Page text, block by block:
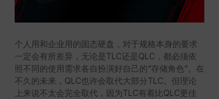
个人用和企业用的固态硬盘，对于规格本身的要求
一定会有所差异，无论是TLC还是QLC，都必须依
照不同的使用需求各自扮演好自己的“存储角色”。在
不久的未来，QLC也许会取代大部分TLC。但理论
上来说不太会完全取代，因为TLC有着比QLC更佳